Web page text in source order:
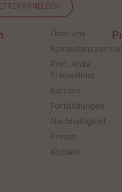
ANMELDEN
Über uns
Prof. Anita
Frauwallner
Karriere
Fortbildungen
Nachhaltigkeit
Presse
Kontakt